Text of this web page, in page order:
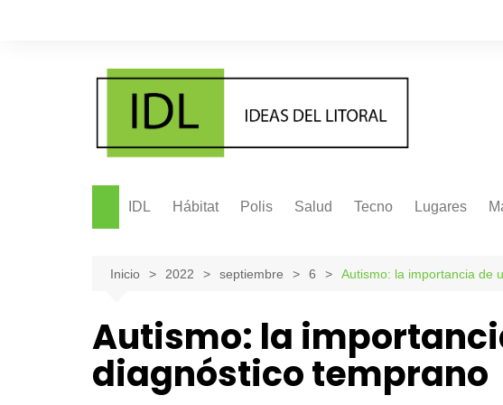
IDL Hábitat Polis Salud Tecno Lugares
Inicio 2022 septiembre 6 Autismo: la importancia de
Autismo: la
diagnóstico temprano